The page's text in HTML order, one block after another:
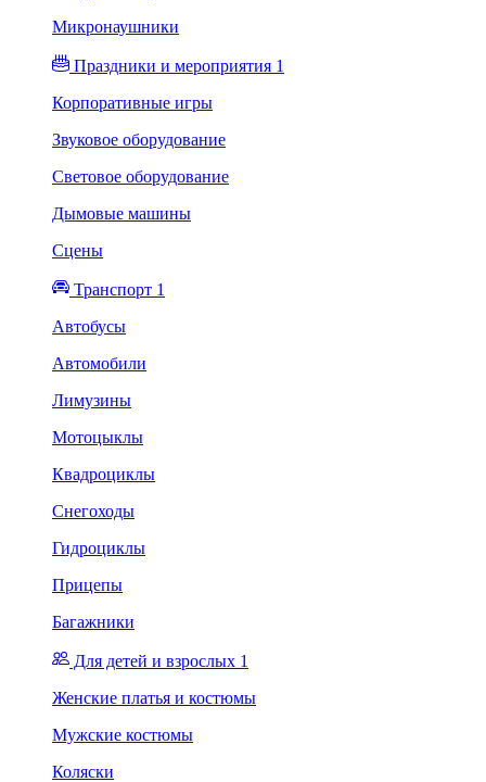
Микронаушники
Праздники и мероприятия 1
Корпоративные игры
Звуковое оборудование
Световое оборудование
Дымовые машины
Сцены
Транспорт 1
Автобусы
Автомобили
Лимузины
Мотоцыклы
Квадроциклы
Снегоходы
Гидроциклы
Прицепы
Багажники
Для детей и взрослых 1
Женские платья и костюмы
Мужские костюмы
Коляски